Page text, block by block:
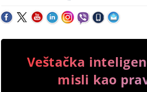
Veštačka
misli kao